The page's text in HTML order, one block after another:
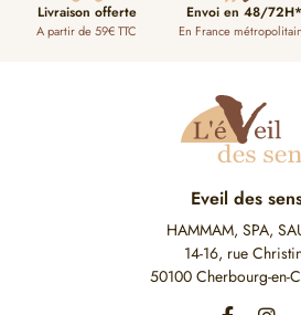
Livraison offerte
A partir de 59€ TTC
Envoi en 48/72H*
En France
Eveil des
HAMMAM, SPA,
14-16, rue
50100 Cherbourg-en-